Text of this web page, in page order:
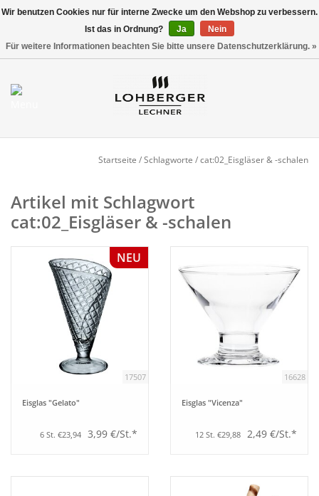
Mein Konto / Kundenkonto
NEU
Gedeckter Tisch
Tafeln
Einrichtung
Startseite /Schlagworte /cat:02_Eisgläser & -schalen
Artikel mit Schlagwort
cat:02_Eisgläser & -schalen
NEU
17507
Eisglas "Gelato"
6 St. €23,94 3,99 €/St.*
16628
Eisglas "Vicenza"
12 St. €29,88 2,49 €/St.*
Wir benutzen Cookies nur für interne Zwecke um den Webshop zu verbessern.
Ist das in Ordnung?
Ja
Nein
Für weitere Informationen beachten Sie bitte unsere Datenschutzerklärung. »